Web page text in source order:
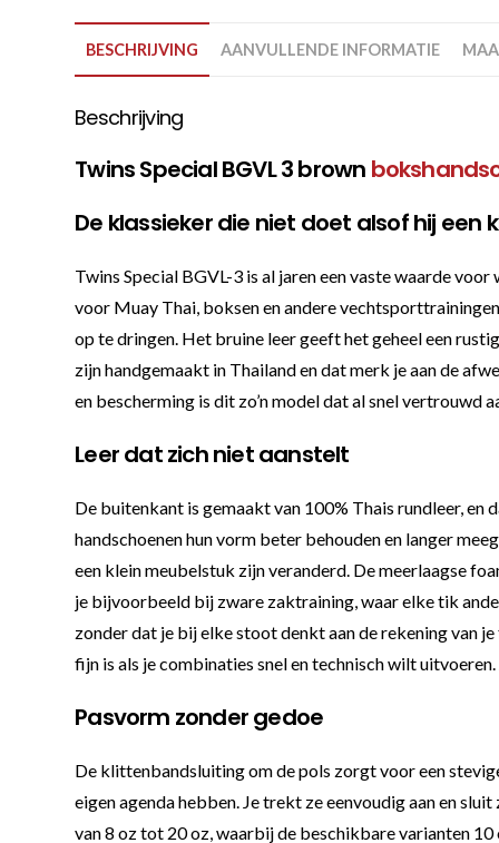
BESCHRIJVING AANVULLENDE INFORMATIE
Beschrijving
Twins Special BGVL 3 brown
De klassieker die niet doet alsof hij een
Twins Special BGVL-3 is al jaren een vaste waarde
voor Muay Thai, boksen en andere
op te dringen. Het bruine leer geeft het geheel een
zijn handgemaakt in Thailand en dat merk je aan de
en bescherming is dit zo’n model dat al snel vertrouwd
Leer dat zich niet aanstelt
De buitenkant is gemaakt van 100% Thais rundleer,
handschoenen hun vorm beter behouden en langer
een klein meubelstuk zijn veranderd. De meerlaagse
je bijvoorbeeld bij zware zaktraining, waar elke tik
zonder dat je bij elke stoot denkt aan de rekening van
fijn is als je combinaties snel en technisch wilt
Pasvorm zonder gedoe
De klittenbandsluiting om de pols zorgt voor een
eigen agenda hebben. Je trekt ze eenvoudig aan en
van 8 oz tot 20 oz, waarbij de beschikbare varianten